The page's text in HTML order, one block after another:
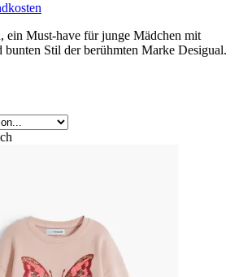
ein Must-have für junge Mädchen mit
bunten Stil der berühmten Marke Desigual.